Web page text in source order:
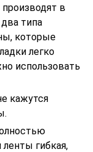
в
типа
которые
легко
использовать
кажутся
гибкая,